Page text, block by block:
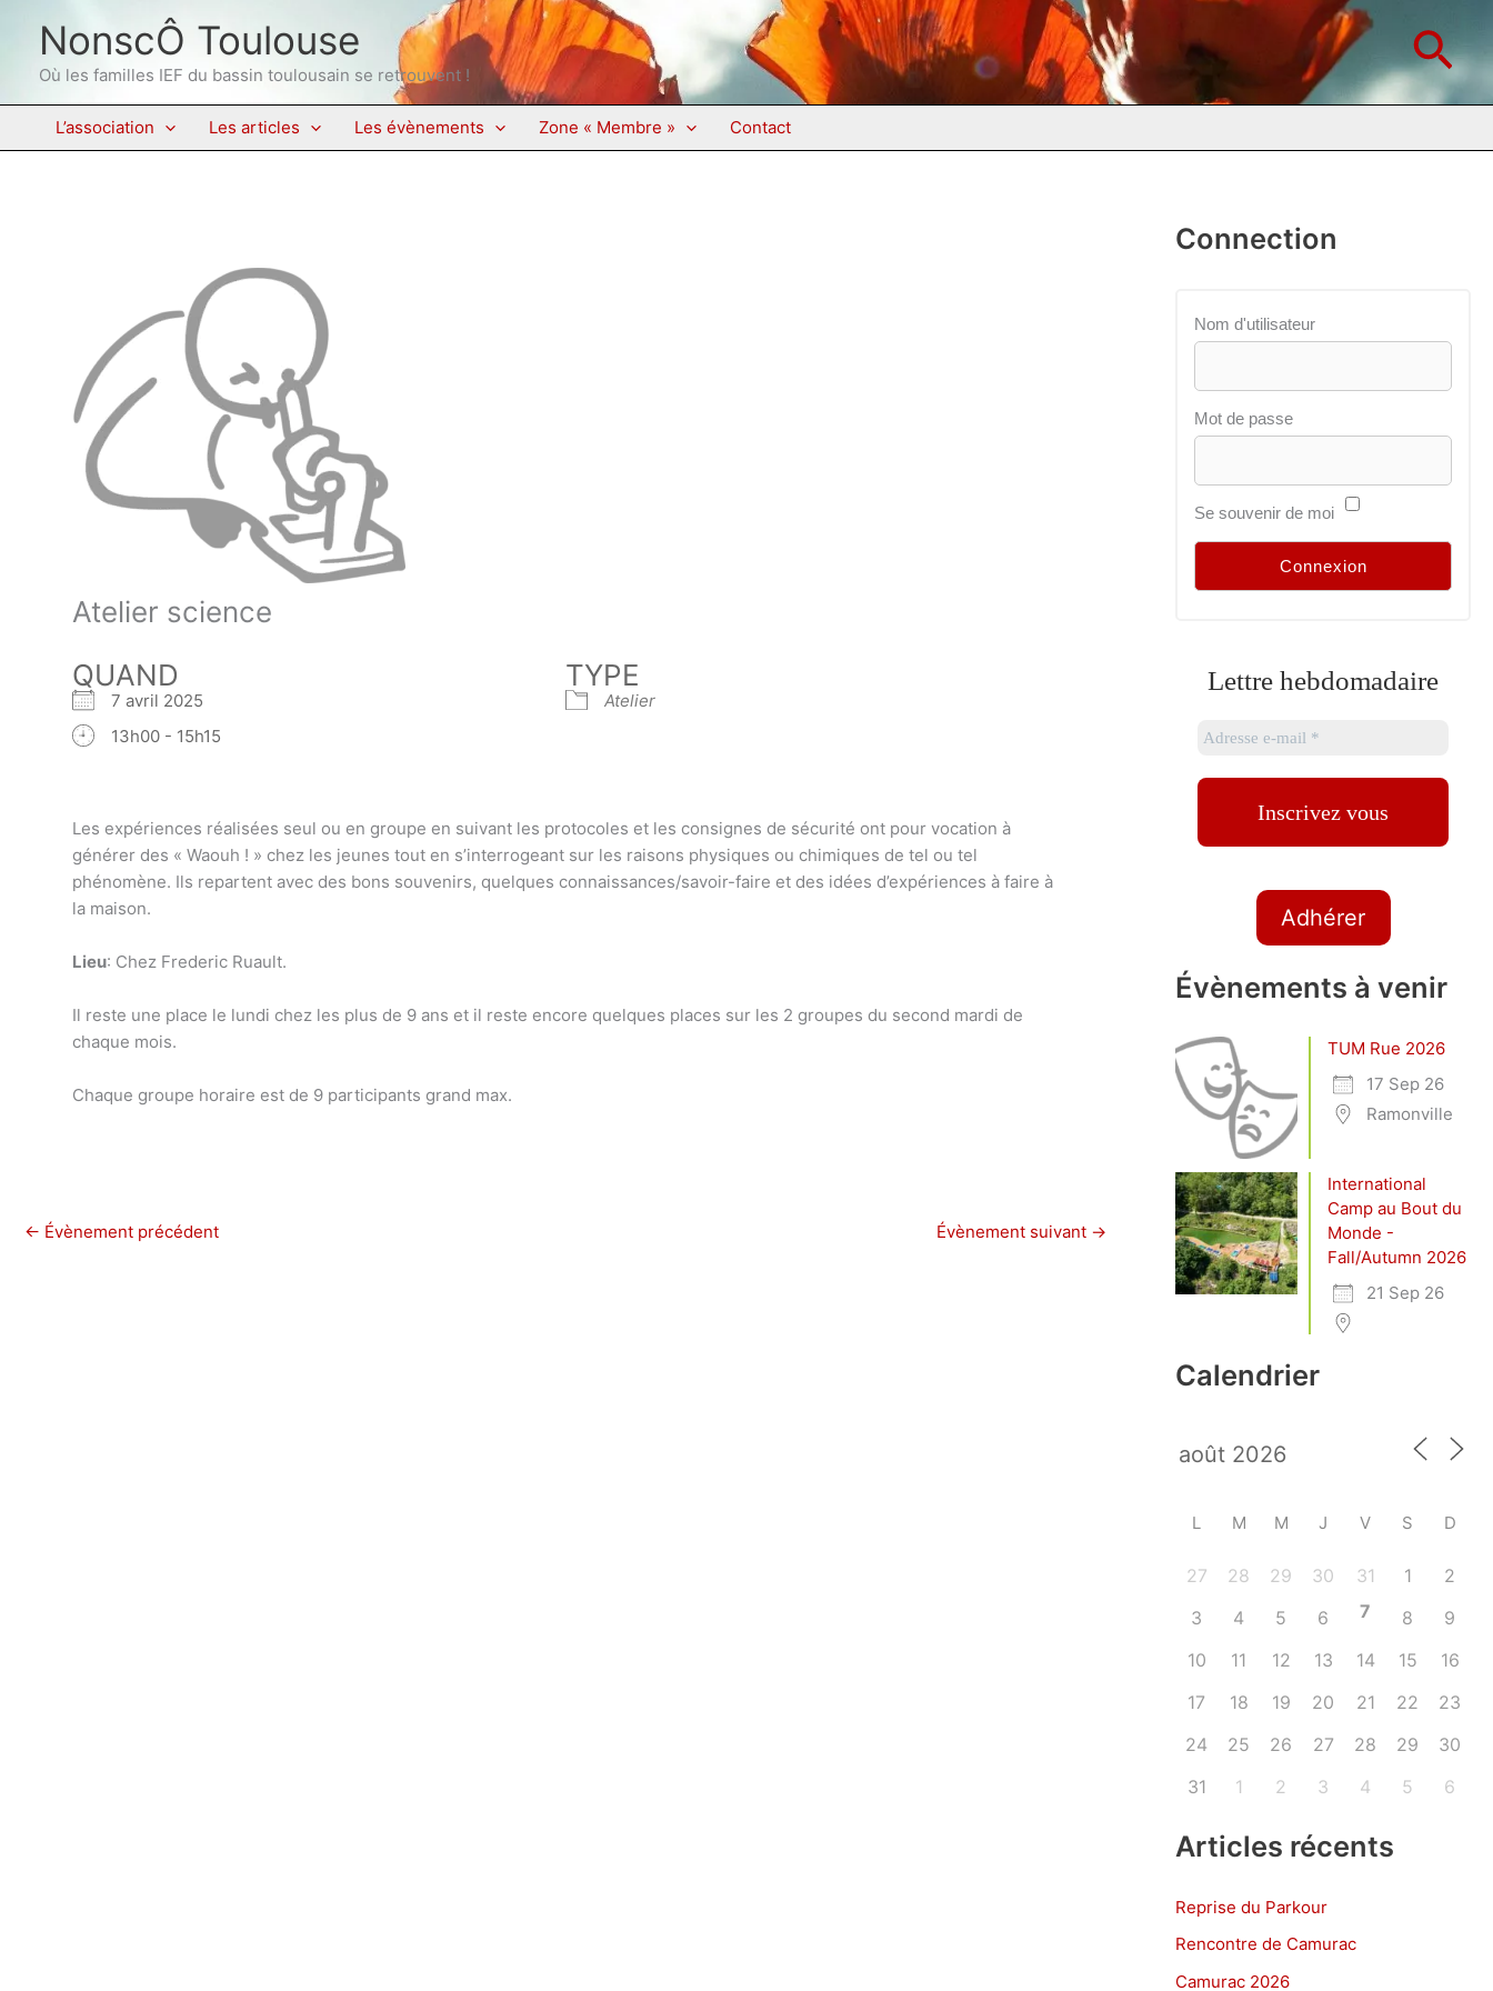
contenu
NonscÔ Toulouse
Où les familles IEF du bassin toulousain se retrouvent !
L’association Les articles Les évènements Zone « Membre » Contact
Atelier science
QUAND
7 avril 2025
13h00 - 15h15
TYPE
Atelier
Les expériences réalisées seul ou en groupe en suivant les protocoles et les consignes de sécurité ont pour vocation à
générer des « Waouh ! » chez les jeunes tout en s’interrogeant sur les raisons physiques ou chimiques de tel ou tel
phénomène. Ils repartent avec des bons souvenirs, quelques connaissances/savoir-faire et des idées d’expériences à faire à
la maison.
Lieu: Chez Frederic Ruault.
Il reste une place le lundi chez les plus de 9 ans et il reste encore quelques places sur les 2 groupes du second mardi de
chaque mois.
Chaque groupe horaire est de 9 participants grand max.
← Évènement précédent Évènement suivant →
Connection
Nom d'utilisateur
Mot de passe
Se souvenir de moi
Lettre hebdomadaire
Adhérer
Évènements à venir
TUM Rue 2026
17 Sep 26
Ramonville
International
Camp au Bout du
Monde -
Fall/Autumn 2026
21 Sep 26
Calendrier
L M M J V S D
27 28 29 30 31 1
2
3
4 5 6 7 8
9
10
11 12 13 14 15
16
17
18 19 20 21 22
23
24
25 26 27 28 29
30
31
1 2 3 4 5 6
Articles récents
Reprise du Parkour
Rencontre de Camurac
Camurac 2026